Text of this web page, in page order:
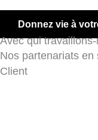
Donnez vie à
Avec qui
Nos partenariats en
Client